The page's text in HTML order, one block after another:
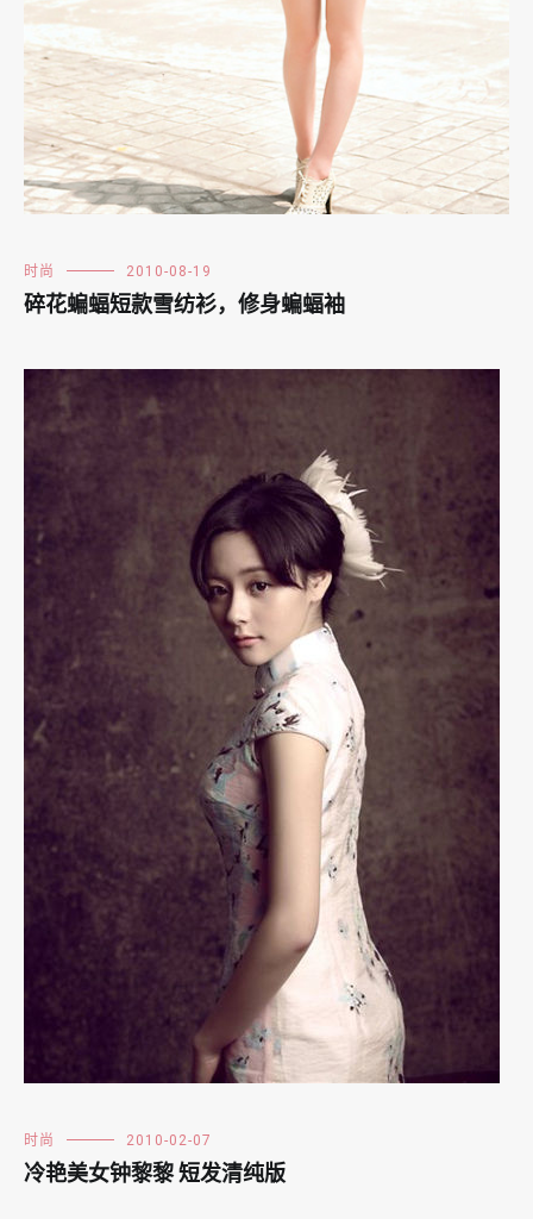
时尚 2010-08-19
碎花蝙蝠短款雪纺衫，修身蝙蝠袖
时尚 2010-02-07
冷艳美女钟黎黎 短发清纯版